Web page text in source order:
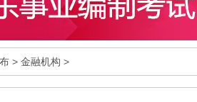
> 金融机构 >